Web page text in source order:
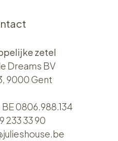
zetel
Dreams BV
9000 Gent
0806.988.134
233 33 90